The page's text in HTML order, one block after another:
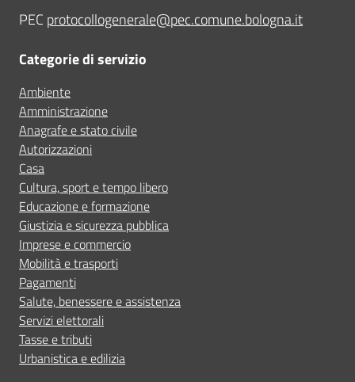
PEC protocollogenerale@pec.comune.bologna.it
Categorie di servizio
Ambiente
Amministrazione
Anagrafe e stato civile
Autorizzazioni
Casa
Cultura, sport e tempo libero
Educazione e formazione
Giustizia e sicurezza pubblica
Imprese e commercio
Mobilità e trasporti
Pagamenti
Salute, benessere e assistenza
Servizi elettorali
Tasse e tributi
Urbanistica e edilizia